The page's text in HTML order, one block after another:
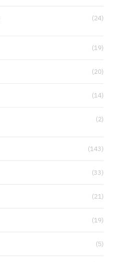
(24)
(19)
(20)
(14)
(2)
(143)
(33)
(21)
(19)
(5)